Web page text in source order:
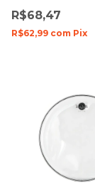
DUPLO
R$68,47
R$62,99 com Pix